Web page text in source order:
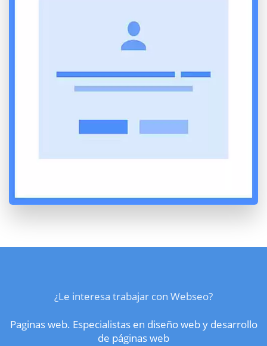
¿Le interesa trabajar con Webseo?
Paginas web. Especialistas en diseño web y desarrollo
de páginas web